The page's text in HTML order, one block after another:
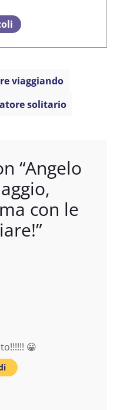
viaggiando
solitario
“Angelo
con le
”
😀